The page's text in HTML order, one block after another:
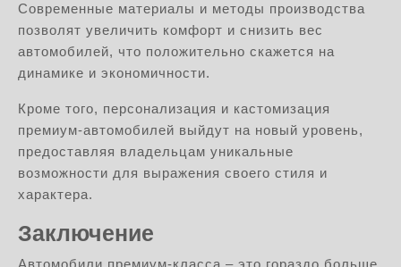
Современные материалы и методы производства
позволят увеличить комфорт и снизить вес
автомобилей, что положительно скажется на
динамике и экономичности.
Кроме того, персонализация и кастомизация
премиум-автомобилей выйдут на новый уровень,
предоставляя владельцам уникальные
возможности для выражения своего стиля и
характера.
Заключение
Автомобили премиум-класса – это гораздо больше,